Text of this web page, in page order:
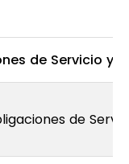
de Servicio y
de